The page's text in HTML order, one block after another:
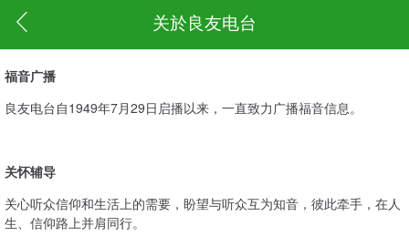
关於良友电台
福音广播
良友电台自1949年7月29日启播以来，一直致力广播福音信息。
关怀辅导
关心听众信仰和生活上的需要，盼望与听众互为知音，彼此牵手，在人
生、信仰路上并肩同行。